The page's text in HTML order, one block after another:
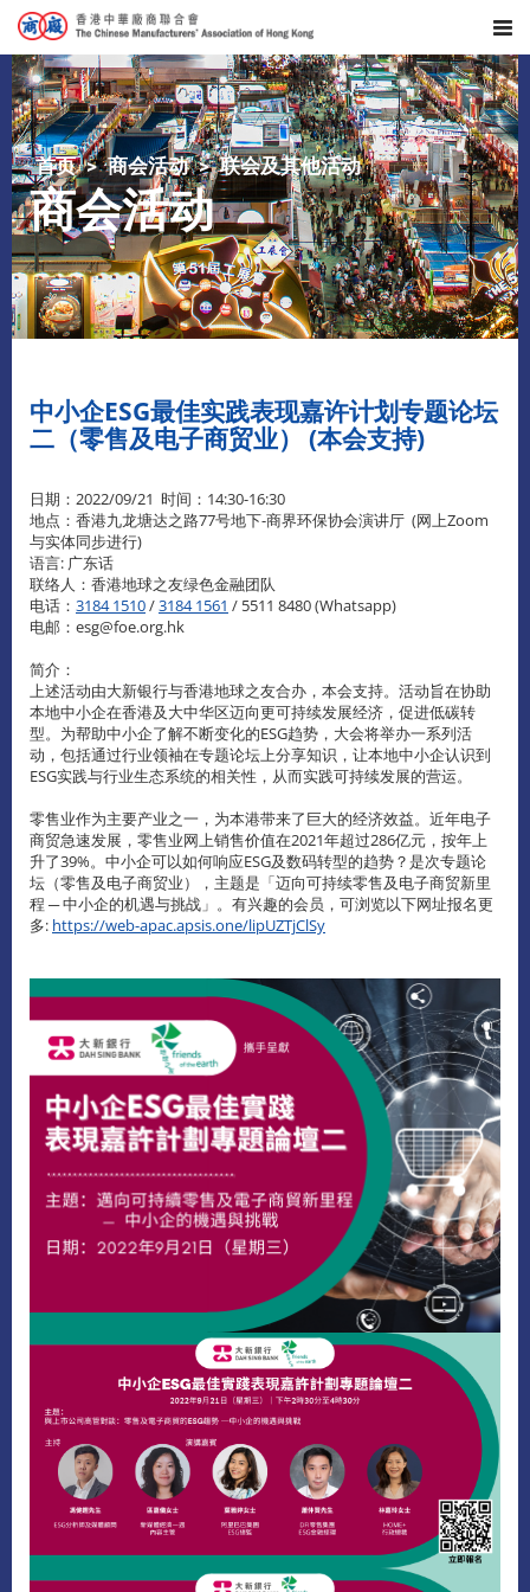
首页 商会活动 联会及其他活动
商会活动
中小企ESG最佳实践表现嘉许计划专题论坛
二（零售及电子商贸业） (本会支持)
日期：2022/09/21 时间：14:30-16:30
地点：香港九龙塘达之路77号地下-商界环保协会演讲厅 (网上Zoom
与实体同步进行)
语言: 广东话
联络人：香港地球之友绿色金融团队
电话： 3184 1510/3184 1561 / 5511 8480 (Whatsapp)
电邮：esg@foe.org.hk
简介：
上述活动由大新银行与香港地球之友合办，本会支持。活动旨在协助
本地中小企在香港及大中华区迈向更可持续发展经济，促进低碳转
型。为帮助中小企了解不断变化的ESG趋势，大会将举办一系列活
动，包括通过行业领袖在专题论坛上分享知识，让本地中小企认识到
ESG实践与行业生态系统的相关性，从而实践可持续发展的营运。
零售业作为主要产业之一，为本港带来了巨大的经济效益。近年电子
商贸急速发展，零售业网上销售价值在2021年超过286亿元，按年上
升了39%。中小企可以如何响应ESG及数码转型的趋势？是次专题论
坛（零售及电子商贸业），主题是「迈向可持续零售及电子商贸新里
程 ─ 中小企的机遇与挑战」。有兴趣的会员，可浏览以下网址报名更
多: https://web-apac.apsis.one/lipUZTjClSy